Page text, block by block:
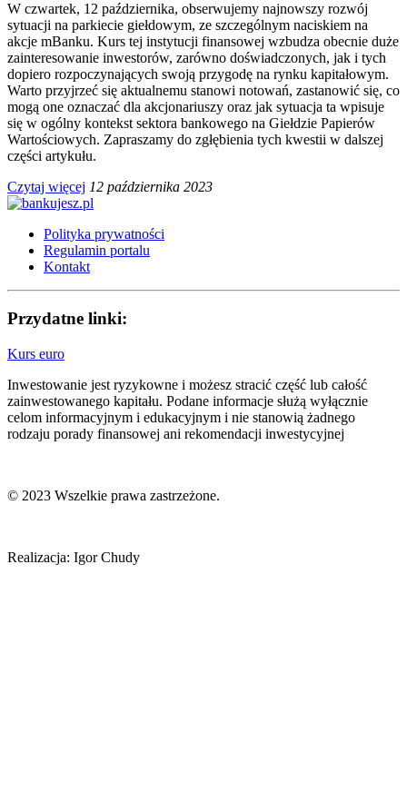
W czwartek, 12 października, obserwujemy najnowszy rozwój
sytuacji na parkiecie giełdowym, ze szczególnym naciskiem na
akcje mBanku. Kurs tej instytucji finansowej wzbudza obecnie duże
zainteresowanie inwestorów, zarówno doświadczonych, jak i tych
dopiero rozpoczynających swoją przygodę na rynku kapitałowym.
Warto przyjrzeć się aktualnemu stanowi notowań, zastanowić się, co
mogą one oznaczać dla akcjonariuszy oraz jak sytuacja ta wpisuje
się w ogólny kontekst sektora bankowego na Giełdzie Papierów
Wartościowych. Zapraszamy do zgłębienia tych kwestii w dalszej
części artykułu.
Czytaj więcej 12 października 2023
Polityka prywatności
Regulamin portalu
Kontakt
Przydatne linki:
Kurs euro
Inwestowanie jest ryzykowne i możesz stracić część lub całość
zainwestowanego kapitału. Podane informacje służą wyłącznie
celom informacyjnym i edukacyjnym i nie stanowią żadnego
rodzaju porady finansowej ani rekomendacji inwestycyjnej
© 2023 Wszelkie prawa zastrzeżone.
Realizacja: Igor Chudy